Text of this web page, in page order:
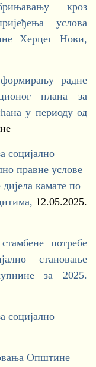
кроз
услова
Херцег Нови,
радне
плана за
у периоду од
социјално
правне услове
камате по
12.05.2025.
потребе
становање
за 2025.
социјално
Општине